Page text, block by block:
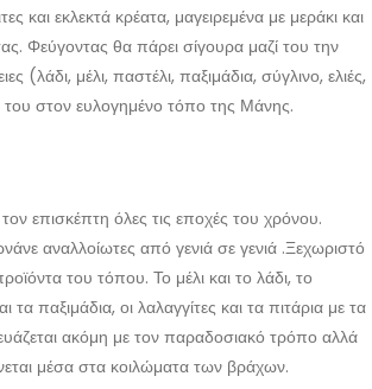
και εκλεκτά κρέατα, μαγειρεμένα με μεράκι και
Φεύγοντας θα πάρει σίγουρα μαζί του την
(λάδι, μέλι, παστέλι, παξιμάδια, σύγλινο, ελιές,
στον ευλογημένο τόπο της Μάνης.
επισκέπτη όλες τις εποχές του χρόνου.
αναλλοίωτες από γενιά σε γενιά .Ξεχωριστό
του τόπου. Το μέλι και το λάδι, το
παξιμάδια, οι λαλαγγίτες και τα πιτάρια με τα
ακόμη με τον παραδοσιακό τρόπο αλλά
μέσα στα κοιλώματα των βράχων.